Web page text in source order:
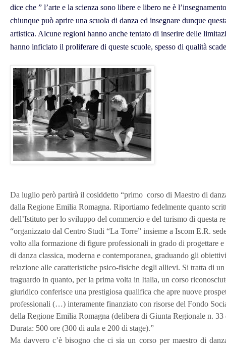
dice che ” l’arte e la scienza sono libere e libero ne è
chiunque può aprire una scuola di danza ed insegnare dunque
artistica. Alcune regioni hanno anche tentato di inserire delle
hanno inficiato il proliferare di queste scuole, spesso di qualità
Da luglio però partirà il cosiddetto “primo corso di Maestro di
dalla Regione Emilia Romagna. Riportiamo fedelmente quanto
dell’Istituto per lo sviluppo del commercio e del turismo di questa
“organizzato dal Centro Studi “La Torre” insieme a Iscom E.R.
volto alla formazione di figure professionali in grado di progettare
di danza classica, moderna e contemporanea, graduando gli
relazione alle caratteristiche psico-fisiche degli allievi. Si tratta di
traguardo in quanto, perla prima volta in Italia, un corso
giuridico conferisce una prestigiosa qualifica che apre nuove
professionali (…) interamente finanziato con risorse del Fondo
della Regione Emilia Romagna (delibera di Giunta Regionale n.
Durata: 500 ore (300 di aula e 200 di stage).”
Ma davvero c’è bisogno che ci sia un corso per maestro di